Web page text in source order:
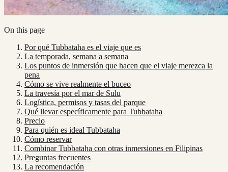
On this page
Por qué Tubbataha es el viaje que es
La temporada, semana a semana
Los puntos de inmersión que hacen que el viaje merezca la
pena
Cómo se vive realmente el buceo
La travesía por el mar de Sulu
Logística, permisos y tasas del parque
Qué llevar específicamente para Tubbataha
Precio
Para quién es ideal Tubbataha
Cómo reservar
Combinar Tubbataha con otras inmersiones en Filipinas
Preguntas frecuentes
La recomendación